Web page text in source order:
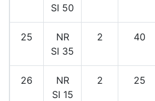
SI 50
25
NR
SI 35
2 40
26
NR
SI 15
2 25